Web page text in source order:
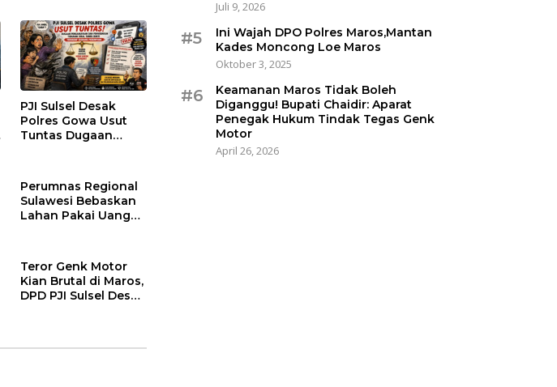
PJI Sulsel Desak
Polres Gowa Usut
Tuntas Dugaan
Tuduhan Viral Tanpa
Bukti Terhadap
Seorang Perempuan
Perumnas Regional
Sulawesi Bebaskan
Lahan Pakai Uang
Salah Bayar Rp128
Miliar Jadi Sorotan
Teror Genk Motor
Kian Brutal di Maros,
DPD PJI Sulsel Desak
Juli 9, 2026
#5
Ini Wajah DPO Polres Maros,Mantan
Kades Moncong Loe Maros
Oktober 3, 2025
#6
Keamanan Maros Tidak Boleh
Diganggu! Bupati Chaidir: Aparat
Penegak Hukum Tindak Tegas Genk
Motor
April 26, 2026